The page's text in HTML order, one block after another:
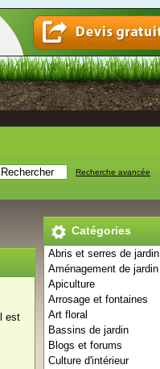
Recherche avancée
Catégories
Abris et serres de jardin
Aménagement de jardin
Apiculture
Arrosage et fontaines
Art floral
Bassins de jardin
Blogs et forums
Culture d'intérieur
est